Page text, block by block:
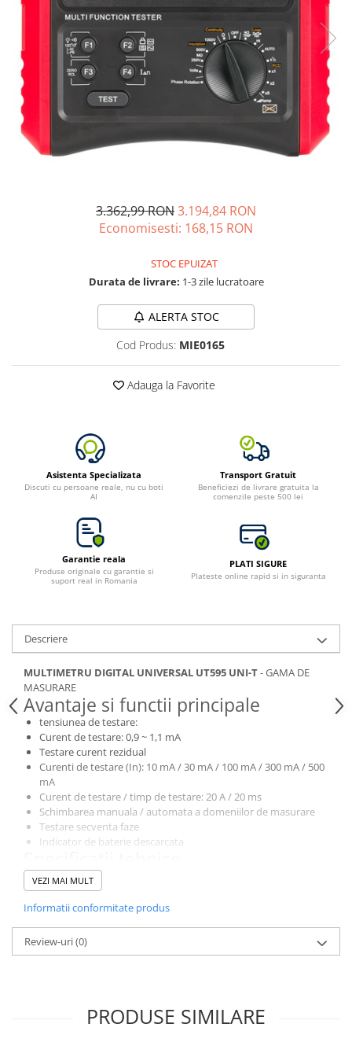
Acumulatori de stocare
Componente sisteme de balcon
3.362,99 RON3.194,84 RON
Economisesti: 168,15 RON
STOC EPUIZAT
Durata de livrare: 1-3 zile lucratoare
ALERTA STOC
Cod Produs: MIE0165
Adauga la Favorite
Asistenta Specializata
Discuti cu persoane reale, nu cu boti
AI
Transport Gratuit
Beneficiezi de livrare gratuita la
comenzile peste 500 lei
Garantie reala
Produse originale cu garantie si
suport real in Romania
PLATI SIGURE
Plateste online rapid si in siguranta
Descriere
MULTIMETRU DIGITAL UNIVERSAL UT595 UNI-T- GAMA DE
MASURARE
Avantaje si functii principale
tensiunea de testare:
Curent de testare: 0,9 ~ 1,1 mA
Testare curent rezidual
Curenti de testare (In): 10 mA / 30 mA / 100 mA / 300 mA / 500
mA
Curent de testare / timp de testare: 20 A / 20 ms
Schimbarea manuala / automata a domeniilor de masurare
Testare secventa faze
Indicator de baterie descarcata
Rezistenta de izolatie
250V: 0,05 MOhm ~ 250 MOhm ± (5% + 5)
500V: 0,05 MOhm ~ 500 MOhm ± (5% + 5)
Curent de scurtcircuit: <1,8 mA
Tensiunea retelei: 220V ± 10%; 45 ~ 65Hz
pentru 2 In: 0 ~ 200 ms ± (5% + 5)
pentru 5 In: 0 ~ 40 ms ± (5% + 5)
VEZI MAI MULT
Informatii conformitate produs
Review-uri(0)
PRODUSE SIMILARE